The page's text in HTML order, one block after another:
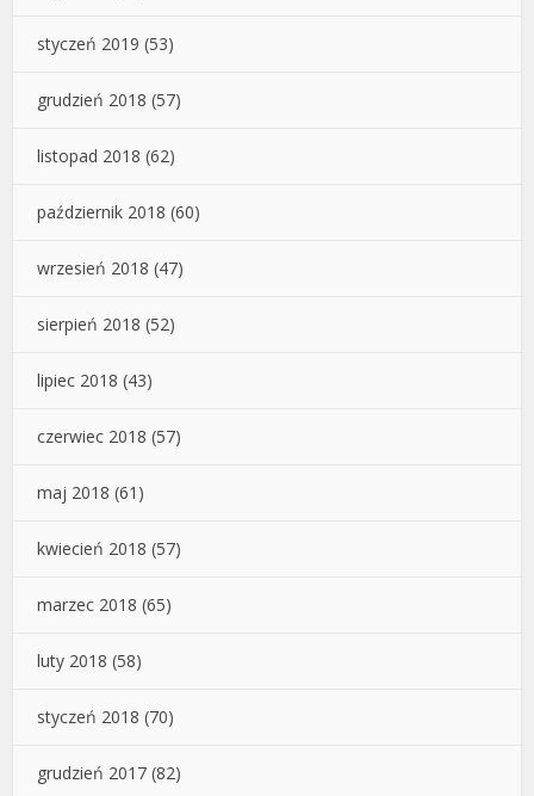
styczeń 2019 (53)
grudzień 2018 (57)
listopad 2018 (62)
październik 2018 (60)
wrzesień 2018 (47)
sierpień 2018 (52)
lipiec 2018 (43)
czerwiec 2018 (57)
maj 2018 (61)
kwiecień 2018 (57)
marzec 2018 (65)
luty 2018 (58)
styczeń 2018 (70)
grudzień 2017 (82)